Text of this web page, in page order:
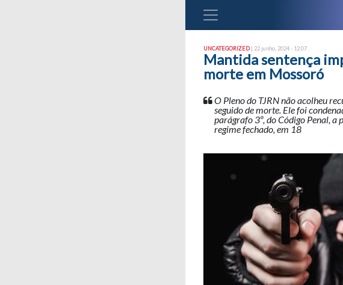
UNCATEGORIZED| 22 junho, 2024 - 12:07
Mantida sentença
morte em Mossoró
O Pleno do TJRN não acolheu
seguido de morte. Ele foi
parágrafo 3º, do Código Penal, a
regime fechado, em 18